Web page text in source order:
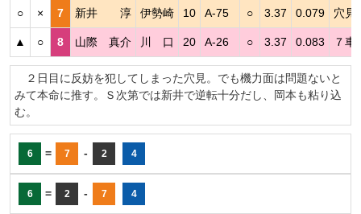
○ × 7 新井 淳 伊勢崎 10 A-75 ○ 3.37 0.079 穴見
▲ ○ 8 山際 真介 川 口 20 A-26 ○ 3.37 0.083 ７車
２日目に反妨を犯してしまった穴見。でも機力面は問題ないと
みて本命に推す。Ｓ次第では新井で逆転十分だし、岡本も粘り込
む。
6 = 7 - 2 4
6 = 2 - 7 4